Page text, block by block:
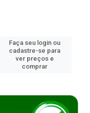
Faça seu login ou
cadastre-se para
ver preços e
comprar